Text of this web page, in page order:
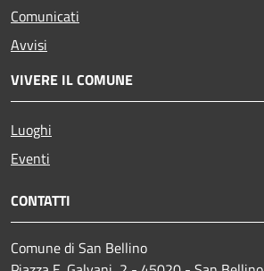
Comunicati
Avvisi
VIVERE IL COMUNE
Luoghi
Eventi
CONTATTI
Comune di San Bellino